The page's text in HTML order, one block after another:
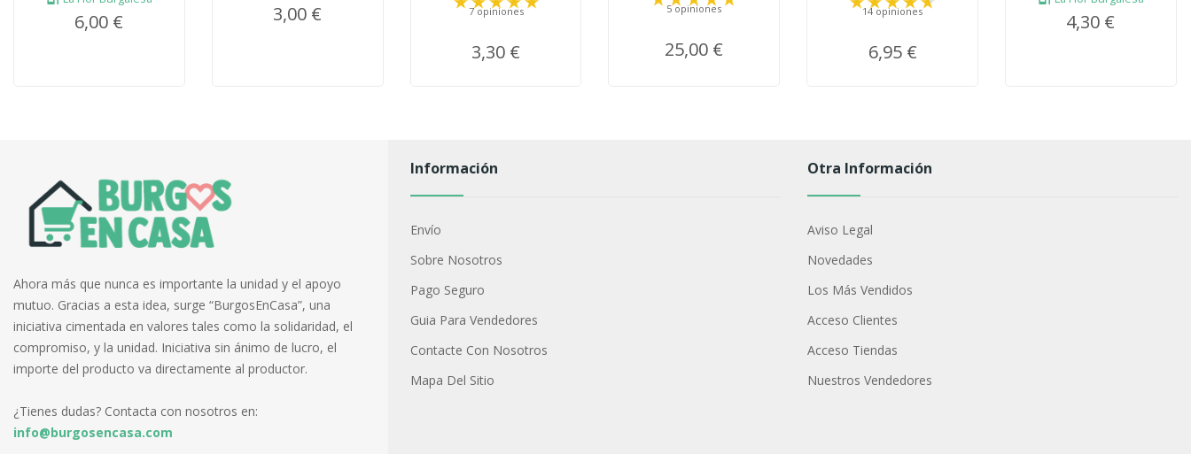
6,00 € 3,00 € 7 opiniones
3,30 €
5 opiniones
25,00 €
14 opiniones
6,95 €
4,30 €
Ahora más que nunca es importante la unidad y el apoyo
mutuo. Gracias a esta idea, surge “BurgosEnCasa”, una
iniciativa cimentada en valores tales como la solidaridad, el
compromiso, y la unidad. Iniciativa sin ánimo de lucro, el
importe del producto va directamente al productor.
¿Tienes dudas? Contacta con nosotros en:
info@burgosencasa.com
Información
Envío
Sobre Nosotros
Pago Seguro
Guia Para Vendedores
Contacte Con Nosotros
Mapa Del Sitio
Otra Información
Aviso Legal
Novedades
Los Más Vendidos
Acceso Clientes
Acceso Tiendas
Nuestros Vendedores